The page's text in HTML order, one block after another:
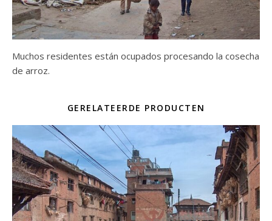
Muchos residentes están ocupados procesando la cosecha
de arroz.
GERELATEERDE PRODUCTEN